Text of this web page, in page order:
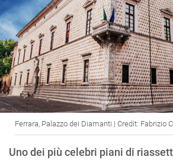
Ferrara, Palazzo dei Diamanti | Credit: Fabrizio
Uno dei più celebri piani di